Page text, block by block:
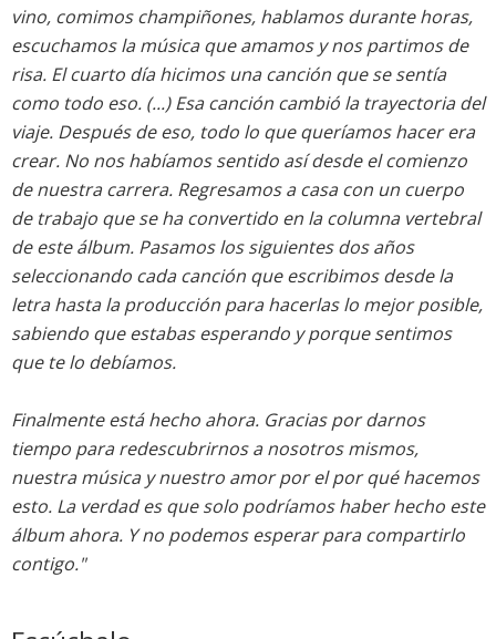
vino, comimos champiñones, hablamos durante horas,
escuchamos la música que amamos y nos partimos de
risa. El cuarto día hicimos una canción que se sentía
como todo eso. (...) Esa canción cambió la trayectoria del
viaje. Después de eso, todo lo que queríamos hacer era
crear. No nos habíamos sentido así desde el comienzo
de nuestra carrera. Regresamos a casa con un cuerpo
de trabajo que se ha convertido en la columna vertebral
de este álbum. Pasamos los siguientes dos años
seleccionando cada canción que escribimos desde la
letra hasta la producción para hacerlas lo mejor posible,
sabiendo que estabas esperando y porque sentimos
que te lo debíamos.
Finalmente está hecho ahora. Gracias por darnos
tiempo para redescubrirnos a nosotros mismos,
nuestra música y nuestro amor por el por qué hacemos
esto. La verdad es que solo podríamos haber hecho este
álbum ahora. Y no podemos esperar para compartirlo
contigo."